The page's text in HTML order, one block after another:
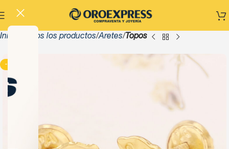
Inicio Todos los productos Aretes Topos
-13%